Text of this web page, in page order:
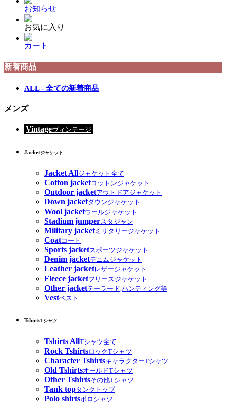
お知らせ
お気に入り
カート
新着商品
ALL - 全ての新着商品
メンズ
Vintageヴィンテージ
Jacketジャケット
Jacket Allジャケット全て
Cotton jacketコットンジャケット
Outdoor jacketアウトドアジャケット
Down jacketダウンジャケット
Wool jacketウールジャケット
Stadium jumperスタジャン
Military jacketミリタリージャケット
Coatコート
Sports jacketスポーツジャケット
Denim jacketデニムジャケット
Leather jacketレザージャケット
Fleece jacketフリースジャケット
Other jacketテーラード,ハンティング等
Vestベスト
TshirtsTシャツ
Tshirts AllTシャツ全て
Rock TshirtsロックTシャツ
Character TshirtsキャラクターTシャツ
Old TshirtsオールドTシャツ
Other Tshirtsその他Tシャツ
Tank topタンクトップ
Polo shirtsポロシャツ